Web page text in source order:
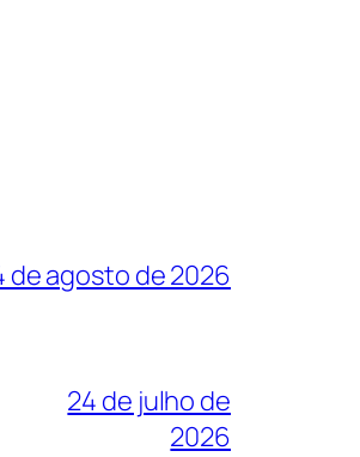
de agosto de 2026
24 de julho de
2026